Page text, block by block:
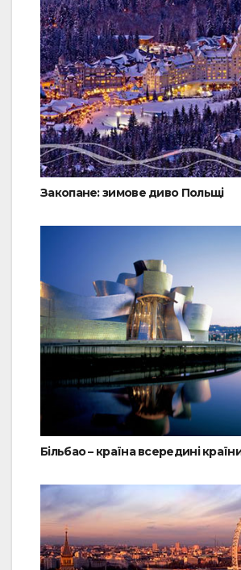
Закопане: зимове диво Польщі
Більбао – країна всередині